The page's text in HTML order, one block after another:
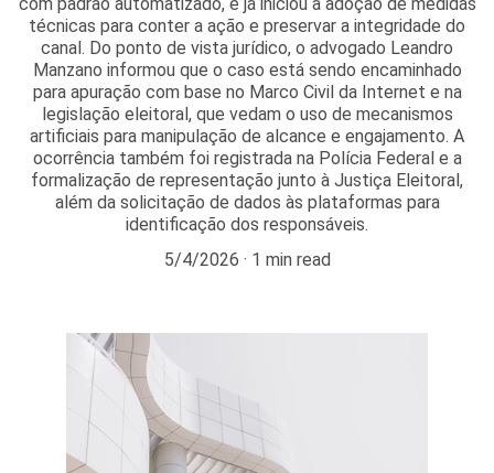
técnicas para conter a ação e preservar a integridade do
canal. Do ponto de vista jurídico, o advogado Leandro
Manzano informou que o caso está sendo encaminhado
para apuração com base no Marco Civil da Internet e na
legislação eleitoral, que vedam o uso de mecanismos
artificiais para manipulação de alcance e engajamento. A
ocorrência também foi registrada na Polícia Federal e a
formalização de representação junto à Justiça Eleitoral,
além da solicitação de dados às plataformas para
identificação dos responsáveis.
5/4/2026
1 min read